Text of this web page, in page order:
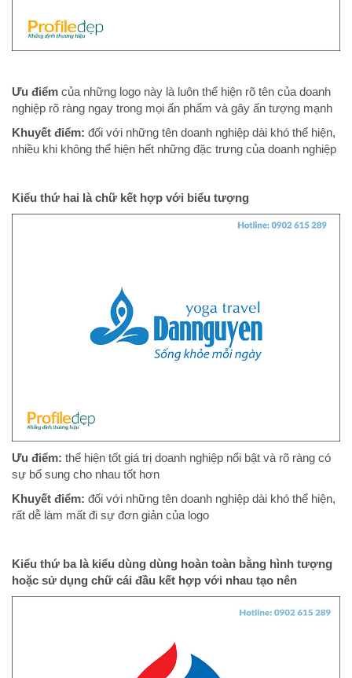
Ưu điểm của những logo này là luôn thể hiện rõ tên của doanh
nghiệp rõ ràng ngay trong mọi ấn phẩm và gây ấn tượng mạnh
Khuyết điểm: đối với những tên doanh nghiệp dài khó thể hiện,
nhiều khi không thể hiện hết những đặc trưng của doanh nghiệp
Kiểu thứ hai là chữ kết hợp với biểu tượng
Ưu điểm: thể hiện tốt giá trị doanh nghiệp nổi bật và rõ ràng có
sự bổ sung cho nhau tốt hơn
Khuyết điểm: đối với những tên doanh nghiệp dài khó thể hiện,
rất dễ làm mất đi sự đơn giản của logo
Kiểu thứ ba là kiểu dùng dùng hoàn toàn bằng hình tượng
hoặc sử dụng chữ cái đầu kết hợp với nhau tạo nên